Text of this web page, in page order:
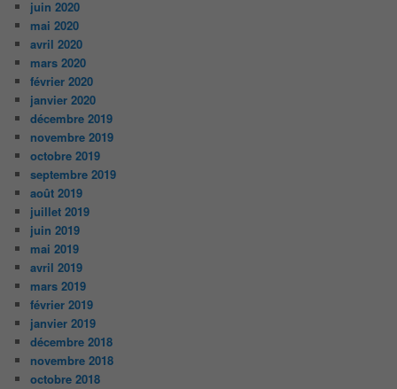
juin 2020
mai 2020
avril 2020
mars 2020
février 2020
janvier 2020
décembre 2019
novembre 2019
octobre 2019
septembre 2019
août 2019
juillet 2019
juin 2019
mai 2019
avril 2019
mars 2019
février 2019
janvier 2019
décembre 2018
novembre 2018
octobre 2018